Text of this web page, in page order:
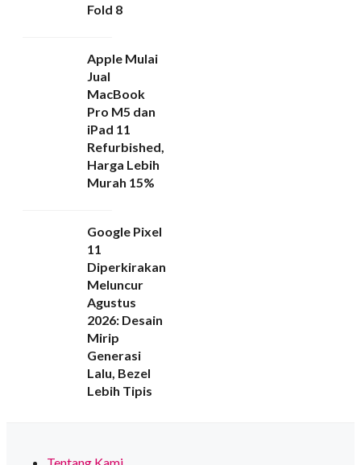
Fold 8
Apple Mulai
Jual
MacBook
Pro M5 dan
iPad 11
Refurbished,
Harga Lebih
Murah 15%
Google Pixel
11
Diperkirakan
Meluncur
Agustus
2026: Desain
Mirip
Generasi
Lalu, Bezel
Lebih Tipis